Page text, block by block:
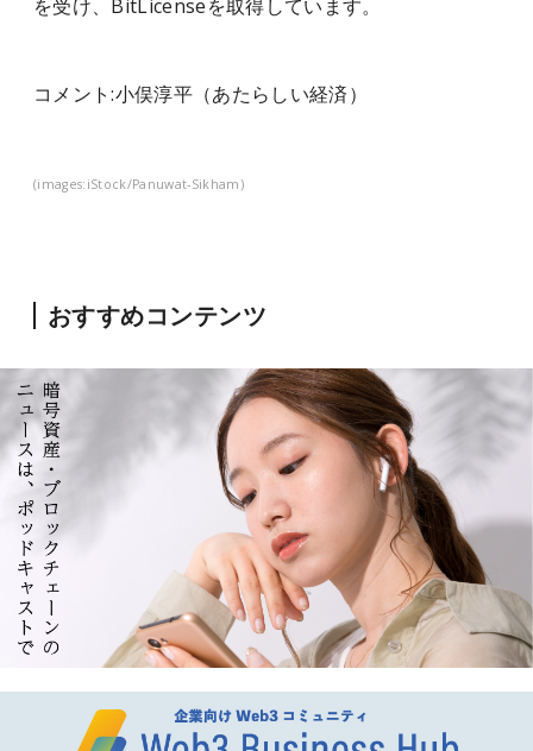
を受け、BitLicenseを取得しています。
コメント:小俣淳平（あたらしい経済）
(images:iStock/Panuwat-Sikham)
おすすめコンテンツ